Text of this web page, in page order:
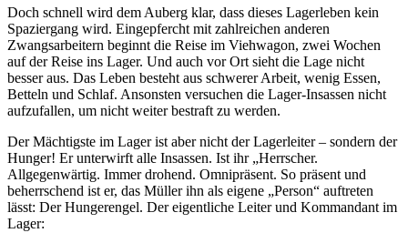
Doch schnell wird dem Auberg klar, dass dieses Lagerleben kein
Spaziergang wird. Eingepfercht mit zahlreichen anderen
Zwangsarbeitern beginnt die Reise im Viehwagon, zwei Wochen
auf der Reise ins Lager. Und auch vor Ort sieht die Lage nicht
besser aus. Das Leben besteht aus schwerer Arbeit, wenig Essen,
Betteln und Schlaf. Ansonsten versuchen die Lager-Insassen nicht
aufzufallen, um nicht weiter bestraft zu werden.
Der Mächtigste im Lager ist aber nicht der Lagerleiter – sondern der
Hunger! Er unterwirft alle Insassen. Ist ihr „Herrscher.
Allgegenwärtig. Immer drohend. Omnipräsent. So präsent und
beherrschend ist er, das Müller ihn als eigene „Person“ auftreten
lässt: Der Hungerengel. Der eigentliche Leiter und Kommandant im
Lager: